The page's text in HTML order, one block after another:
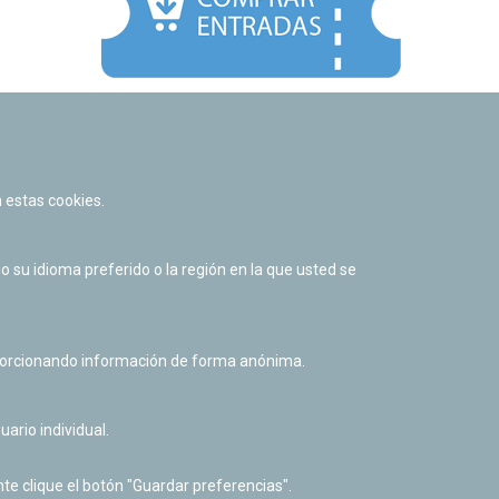
Política de cookies
Derecho de acceso a información pública
cookies.
su idioma preferido o la región en la que usted se
información de forma anónima.
individual.
clique el botón "Guardar preferencias".